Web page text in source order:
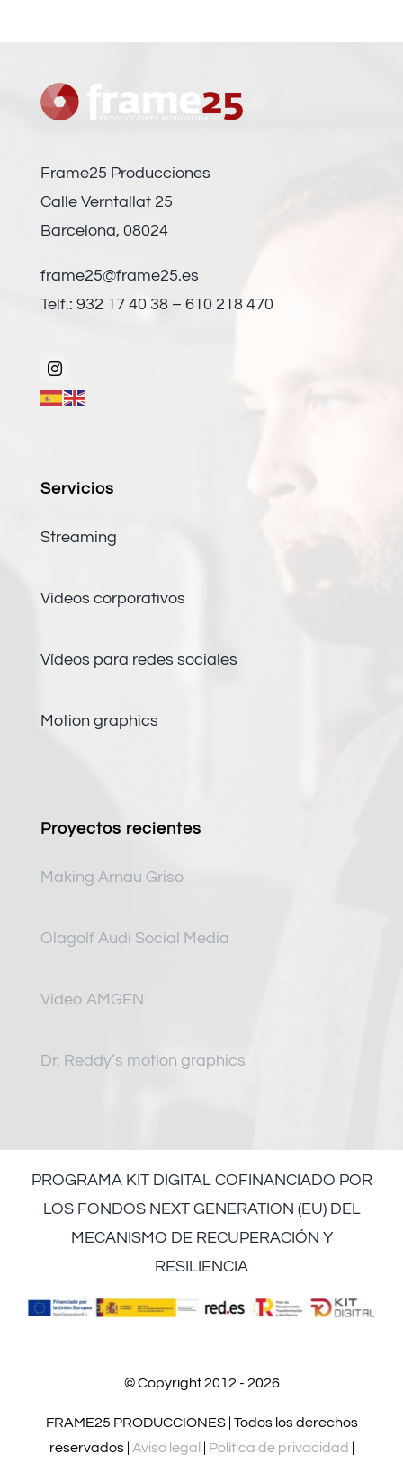
Frame25 Producciones
Calle Verntallat 25
Barcelona, 08024
frame25@frame25.es
Telf.: 932 17 40 38 – 610 218 470
Servicios
Streaming
Vídeos corporativos
Vídeos para redes sociales
Motion graphics
Proyectos recientes
Making Arnau Griso
Olagolf Audi Social Media
Vídeo AMGEN
Dr. Reddy’s motion graphics
PROGRAMA KIT DIGITAL COFINANCIADO POR
LOS FONDOS NEXT GENERATION (EU) DEL
MECANISMO DE RECUPERACIÓN Y
RESILIENCIA
© Copyright 2012 - 2026
FRAME25 PRODUCCIONES | Todos los derechos
reservados | Aviso legal Política de privacidad